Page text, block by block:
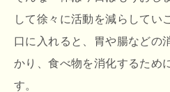
して徐々に活動を減らしてい
口に入れると、胃や腸などの
かり、食べ物を消化するため
す。